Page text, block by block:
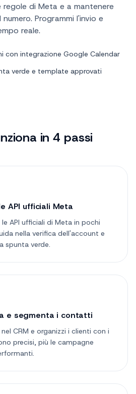
di Meta e a mantenere
Programmi l'invio e
reale.
con integrazione Google Calendar
verde e template approvati
in 4 passi
API ufficiali Meta
API ufficiali di Meta in pochi
nella verifica dell'account e
spunta verde.
e segmenta i contatti
CRM e organizzi i clienti con i
precisi, più le campagne